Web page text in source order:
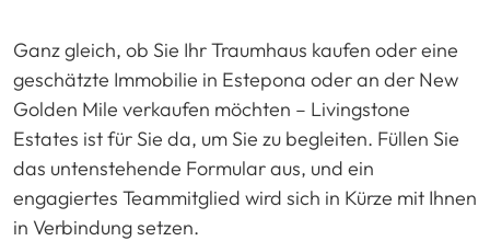
Ganz gleich, ob Sie Ihr Traumhaus kaufen oder eine
geschätzte Immobilie in Estepona oder an der New
Golden Mile verkaufen möchten – Livingstone
Estates ist für Sie da, um Sie zu begleiten. Füllen Sie
das untenstehende Formular aus, und ein
engagiertes Teammitglied wird sich in Kürze mit Ihnen
in Verbindung setzen.